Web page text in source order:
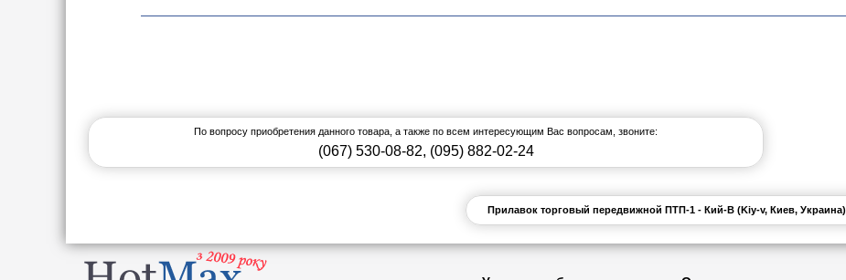
По вопросу приобретения данного товара, а также по всем интересующим Вас вопросам, звоните:
(067) 530-08-82, (095) 882-02-24
Прилавок торговый передвижной ПТП-1 - Кий-В (Kiy-v, Киев, Украина)